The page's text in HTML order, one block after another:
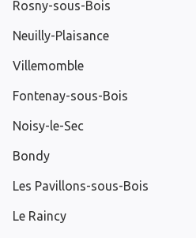
Rosny-sous-Bois
Neuilly-Plaisance
Villemomble
Fontenay-sous-Bois
Noisy-le-Sec
Bondy
Les Pavillons-sous-Bois
Le Raincy